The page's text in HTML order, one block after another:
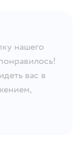
нашего
вас в